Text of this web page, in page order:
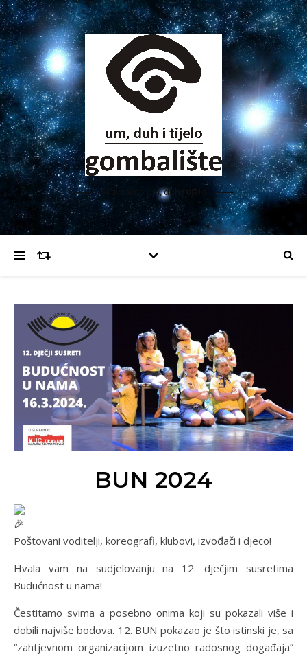
Aktiviramo um, duh i tijelo
BUN 2024
Poštovani voditelji, koreografi, klubovi, izvođači i djeco!
Hvala vam na sudjelovanju na 12. dječjim susretima
Budućnost u nama!
Čestitamo svima a posebno onima koji su pokazali više i
dobili najviše bodova. 12. BUN pokazao je što istinski je, sa
“zahtjevnom organizacijom izuzetno radosnog događaja”